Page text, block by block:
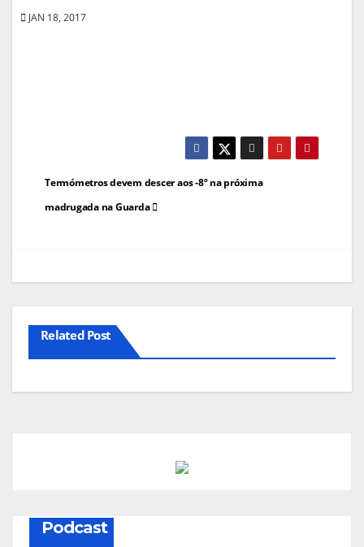
JAN 18, 2017
Navegação
de
Termómetros devem descer aos -8º na próxima
madrugada na Guarda
Related Post
Podcast